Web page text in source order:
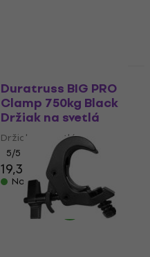
Duratruss BIG PRO
Clamp 750kg Black
Držiak na svetlá
Držiak na svetlá
5/5
19,30 €
Na sklade